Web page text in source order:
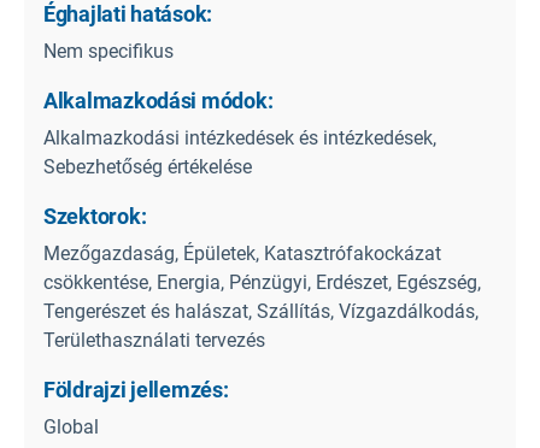
Éghajlati hatások:
Nem specifikus
Alkalmazkodási módok:
Alkalmazkodási intézkedések és intézkedések,
Sebezhetőség értékelése
Szektorok:
Mezőgazdaság, Épületek, Katasztrófakockázat
csökkentése, Energia, Pénzügyi, Erdészet, Egészség,
Tengerészet és halászat, Szállítás, Vízgazdálkodás,
Területhasználati tervezés
Földrajzi jellemzés:
Global